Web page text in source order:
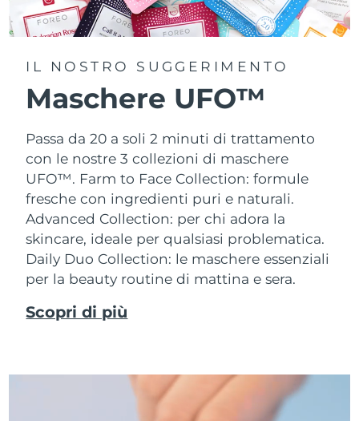
IL NOSTRO SUGGERIMENTO
Maschere UFO™
Passa da 20 a soli 2 minuti di trattamento
con le nostre 3 collezioni di maschere
UFO™. Farm to Face Collection: formule
fresche con ingredienti puri e naturali.
Advanced Collection: per chi adora la
skincare, ideale per qualsiasi problematica.
Daily Duo Collection: le maschere essenziali
per la beauty routine di mattina e sera.
Scopri di più